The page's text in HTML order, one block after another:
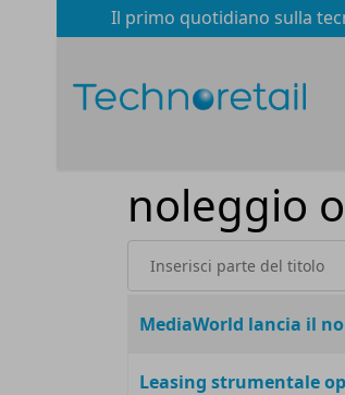
Il primo quotidiano sulla
noleggio
Inserisci parte del titolo
Titolo
MediaWorld lancia il
Leasing strumentale